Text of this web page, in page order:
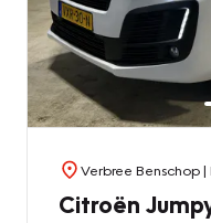
Verbree Benschop|
Citroën